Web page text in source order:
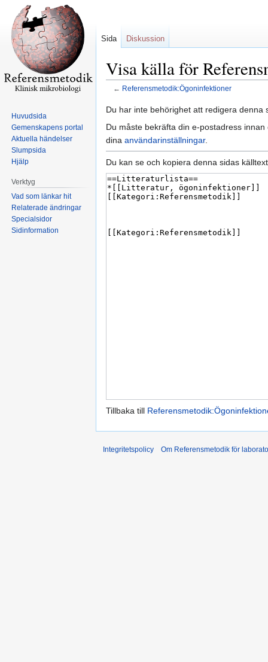
Visa källa för
← Referensmetodik:Ögoninfektioner
Hoppa
till
navigering
Hoppa
till
sök
Du har inte behörighet att redigera denna
Du måste bekräfta din e-postadress
dina användarinställningar.
Du kan se och kopiera denna sidas
Tillbaka till
Sida Diskussion
Huvudsida
Gemenskapens portal
Aktuella händelser
Slumpsida
Hjälp
Verktyg
Vad som länkar hit
Relaterade ändringar
Specialsidor
Sidinformation
Integritetspolicy Om Referensmetodik för